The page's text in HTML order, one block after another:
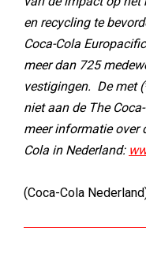
en recycling te
Coca-Cola
meer dan 725
vestigingen. De met
niet aan de The
meer informatie over
Cola in Nederland:
(Coca-Cola